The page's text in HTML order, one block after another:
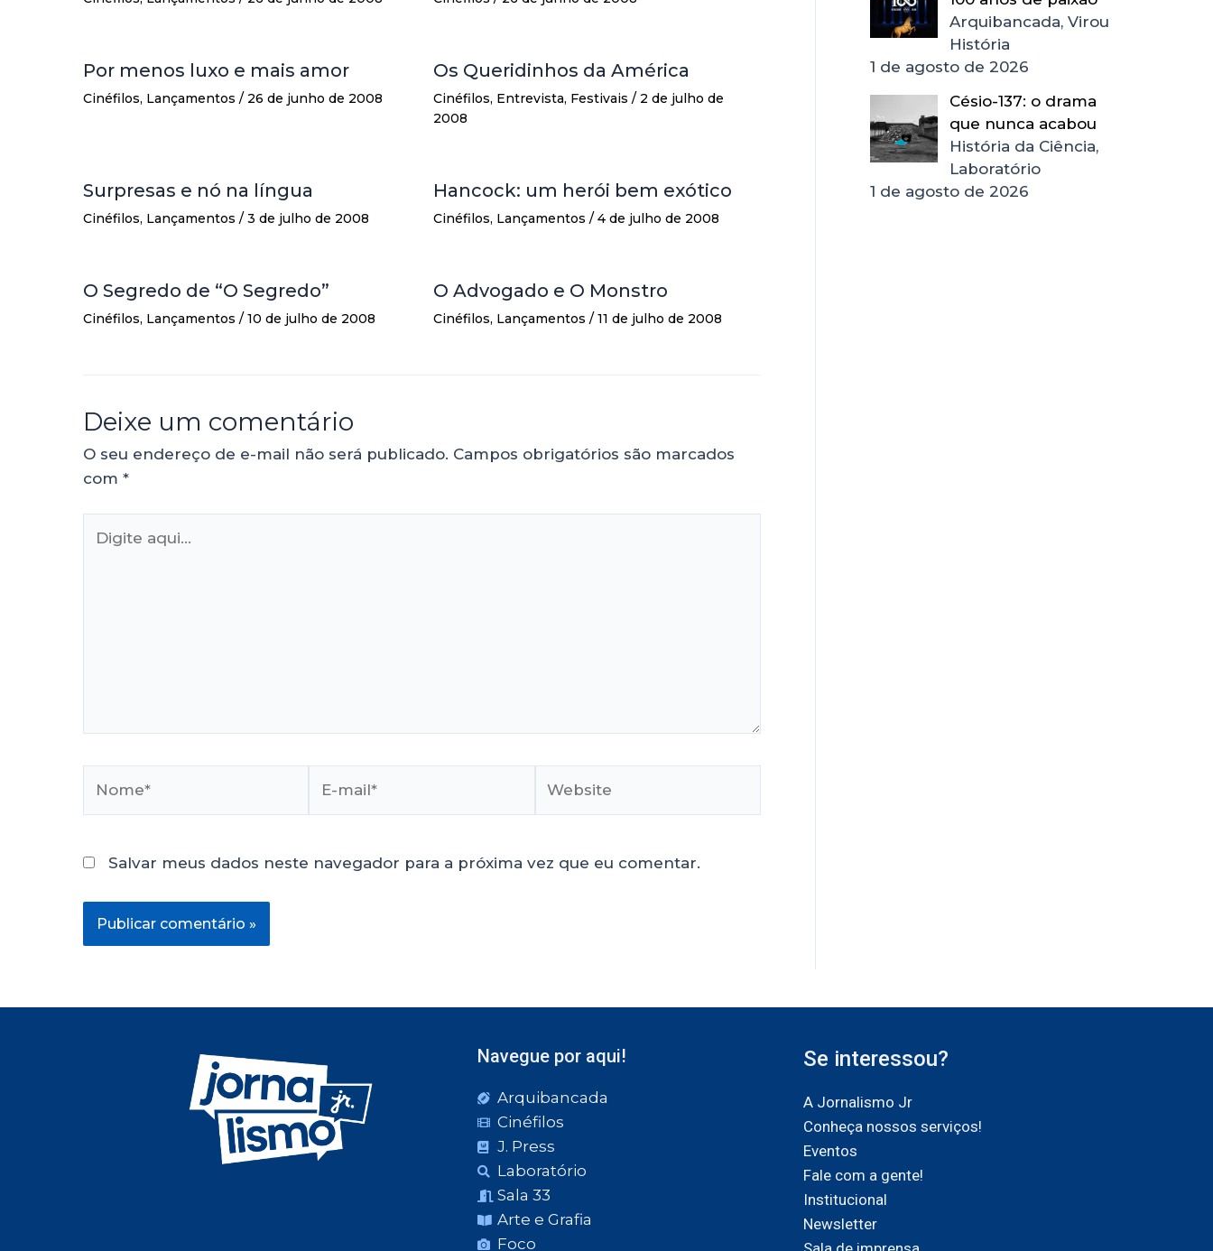
Por menos luxo e mais amor
Cinéfilos, Lançamentos / 26 de junho de 2008
Os Queridinhos da América
Cinéfilos, Entrevista, Festivais / 2 de julho de
2008
Surpresas e nó na língua
Cinéfilos, Lançamentos / 3 de julho de 2008
Hancock: um herói bem exótico
Cinéfilos, Lançamentos / 4 de julho de 2008
O Segredo de “O Segredo”
Cinéfilos, Lançamentos / 10 de julho de 2008
O Advogado e O Monstro
Cinéfilos, Lançamentos / 11 de julho de 2008
Deixe um comentário
O seu endereço de e-mail não será publicado. Campos obrigatórios são marcados
com *
Salvar meus dados neste navegador para a próxima vez que eu comentar.
Arquibancada, Virou
História
1 de agosto de 2026
Césio-137: o drama
que nunca acabou
História da Ciência,
Laboratório
1 de agosto de 2026
Navegue por aqui!
Arquibancada
Cinéfilos
J. Press
Laboratório
Sala 33
Arte e Grafia
Foco
Se interessou?
A Jornalismo Jr
Conheça nossos serviços!
Eventos
Fale com a gente!
Institucional
Newsletter